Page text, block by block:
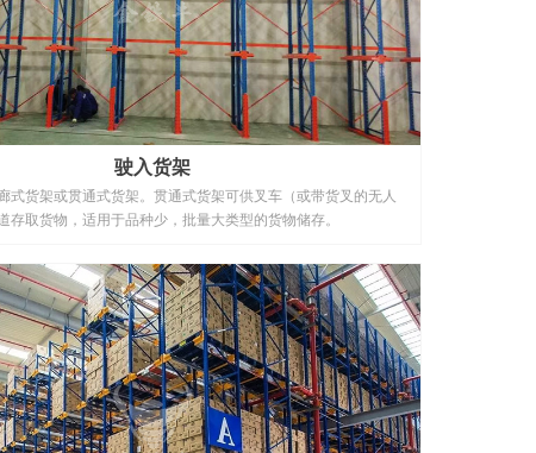
驶入货架
式货架或贯通式货架。贯通式货架可供叉车（或带货叉的无人
存取货物，适用于品种少，批量大类型的货物储存。